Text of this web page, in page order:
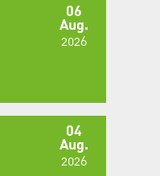
06
Aug.
2026
04
Aug.
2026